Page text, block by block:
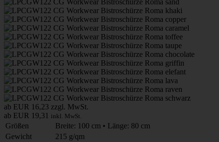
ab EUR 16,23 zzgl. MwSt.
ab EUR 19,31 inkl. MwSt.
Größen
Breite: 100 cm • Länge: 80 cm
Gewicht
215 g/qm